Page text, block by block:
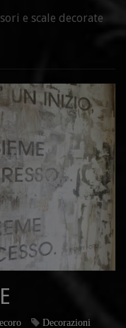
e scale decorate
Decorazioni